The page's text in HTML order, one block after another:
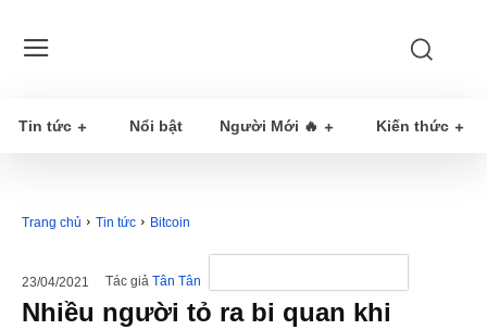
Tin tức Nổi bật Người Mới 🔥 Kiến thức
Trang chủ Tin tức Bitcoin
23/04/2021 Tác giả Tân Tân
Nhiều người tỏ ra bi quan khi